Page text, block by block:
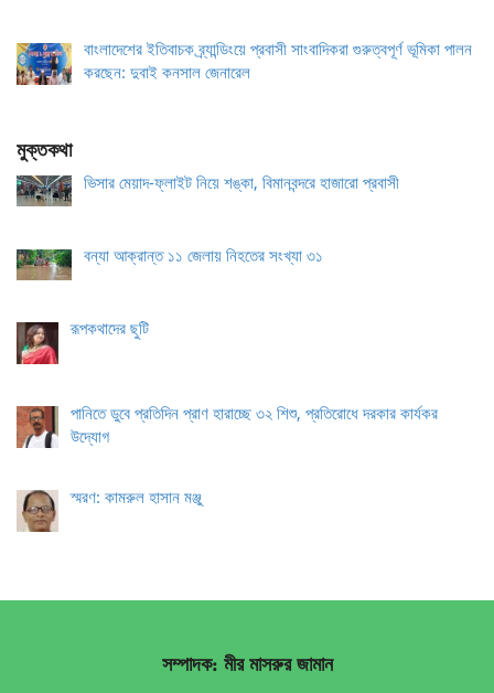
বাংলাদেশের ইতিবাচক ব্র্যান্ডিংয়ে প্রবাসী সাংবাদিকরা গুরুত্বপূর্ণ ভূমিকা পালন
করছেন: দুবাই কনসাল জেনারেল
মুক্তকথা
ভিসার মেয়াদ-ফ্লাইট নিয়ে শঙ্কা, বিমানবন্দরে হাজারো প্রবাসী
বন্যা আক্রান্ত ১১ জেলায় নিহতের সংখ্যা ৩১
রূপকথাদের ছুটি
পানিতে ডুবে প্রতিদিন প্রাণ হারাচ্ছে ৩২ শিশু, প্রতিরোধে দরকার কার্যকর
উদ্যোগ
স্মরণ: কামরুল হাসান মঞ্জু
সম্পাদক: মীর মাসরুর জামান